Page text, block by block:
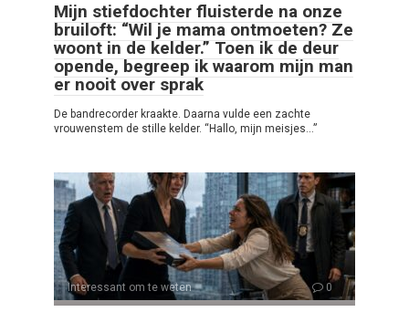
Mijn stiefdochter fluisterde na onze
bruiloft: “Wil je mama ontmoeten? Ze
woont in de kelder.” Toen ik de deur
opende, begreep ik waarom mijn man
er nooit over sprak
De bandrecorder kraakte. Daarna vulde een zachte
vrouwenstem de stille kelder. “Hallo, mijn meisjes…”
Interessant om te weten 0